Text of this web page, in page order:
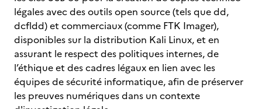
légales avec des outils open source (tels que dd,
dcfldd) et commerciaux (comme FTK Imager),
disponibles sur la distribution Kali Linux, et en
assurant le respect des politiques internes, de
l’éthique et des cadres légaux en lien avec les
équipes de sécurité informatique, afin de préserver
les preuves numériques dans un contexte